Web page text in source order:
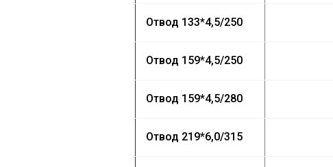
Отвод 133*4,5/250
Отвод 159*4,5/250
Отвод 159*4,5/280
Отвод 219*6,0/315